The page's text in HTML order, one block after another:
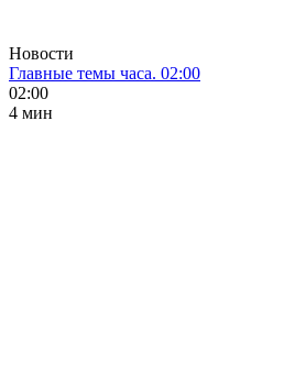
Новости
Главные темы часа. 02:00
02:00
4 мин